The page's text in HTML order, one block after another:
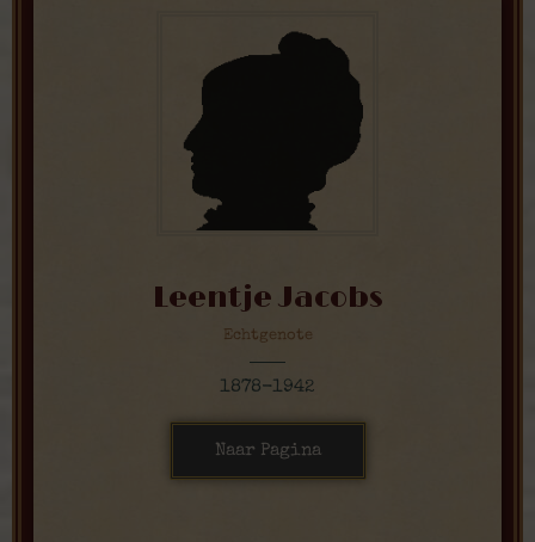
Leentje Jacobs
Echtgenote
1878-1942
Naar Pagina